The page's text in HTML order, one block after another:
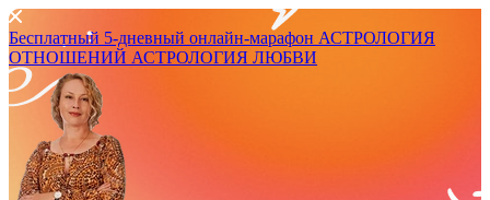
Бесплатный 5-дневный онлайн-марафон АСТРОЛОГИЯ
ОТНОШЕНИЙ АСТРОЛОГИЯ ЛЮБВИ